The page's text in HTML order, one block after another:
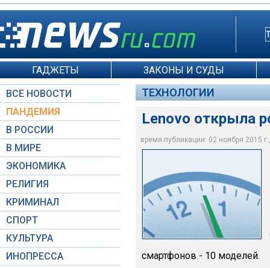
ГАДЖЕТЫ ЗАКОНЫ И СУДЫ
ВСЕ НОВОСТИ
ПАНДЕМИЯ
В РОССИИ
В МИРЕ
ЭКОНОМИКА
РЕЛИГИЯ
КРИМИНАЛ
СПОРТ
КУЛЬТУРА
ИНОПРЕССА
ТЕХНОЛОГИИ
Lenovo открыла
время публикации: 02 ноября 2015
смартфонов - 10 моделей.